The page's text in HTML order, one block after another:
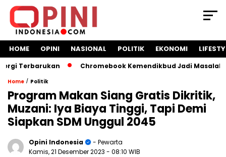
HOME OPINI NASIONAL POLITIK EKONOMI
Terbarukan Chromebook Kemendikbud Jadi Masalah
Home / Politik
Program Makan Siang Gratis Dikritik,
Muzani: Iya Biaya Tinggi, Tapi Demi
Siapkan SDM Unggul 2045
Opini Indonesia
- Pewarta
Kamis, 21 Desember 2023 - 08:10 WIB